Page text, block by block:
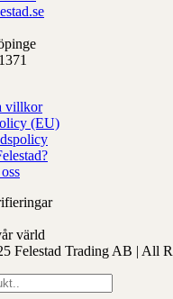
villkor
(EU)
värld
Felestad Trading AB | All